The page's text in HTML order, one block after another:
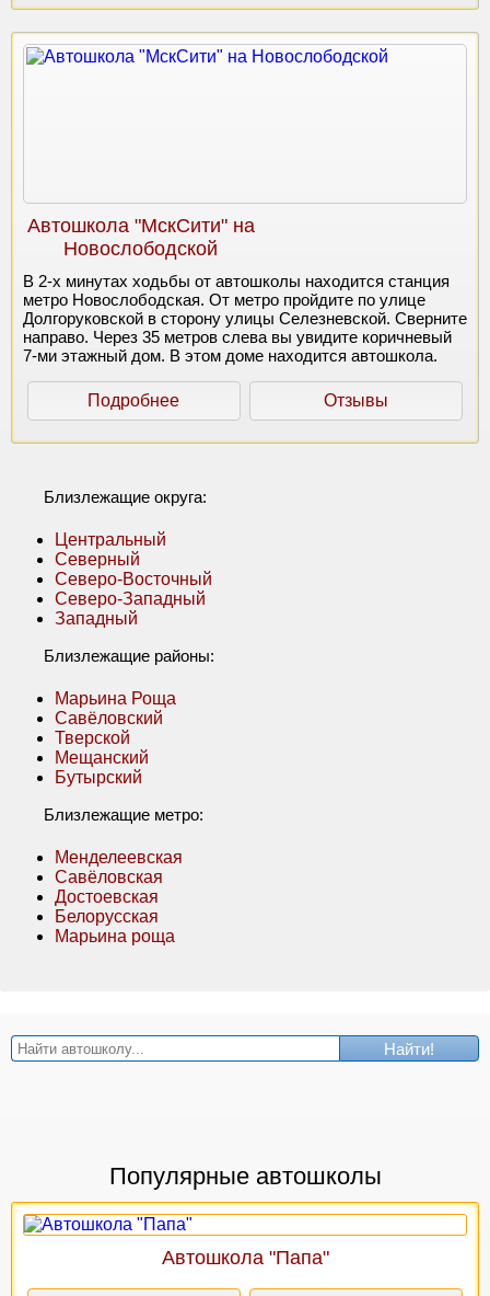
Автошкола "МскСити" на
Новослободской
В 2-х минутах ходьбы от автошколы находится станция
метро Новослободская. От метро пройдите по улице
Долгоруковской в сторону улицы Селезневской. Сверните
направо. Через 35 метров слева вы увидите коричневый
7-ми этажный дом. В этом доме находится автошкола.
Подробнее Отзывы
Близлежащие округа:
Центральный
Северный
Северо-Восточный
Северо-Западный
Западный
Близлежащие районы:
Марьина Роща
Савёловский
Тверской
Мещанский
Бутырский
Близлежащие метро:
Менделеевская
Савёловская
Достоевская
Белорусская
Марьина роща
Найти!
Популярные автошколы
Автошкола "Папа"